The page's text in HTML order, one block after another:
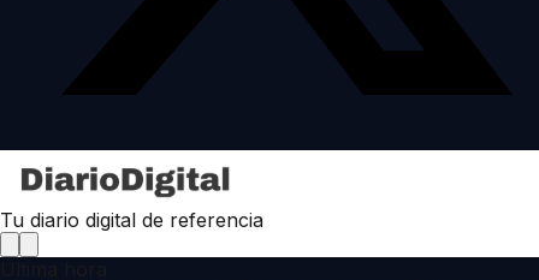
Tu diario digital de referencia